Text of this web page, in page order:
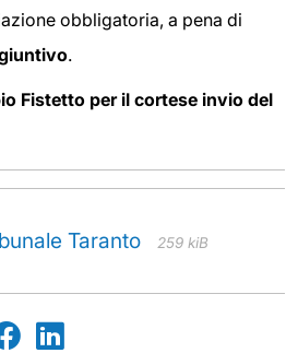
obbligatoria, a pena di
.
Fistetto per il cortese invio del
Taranto 259 kiB